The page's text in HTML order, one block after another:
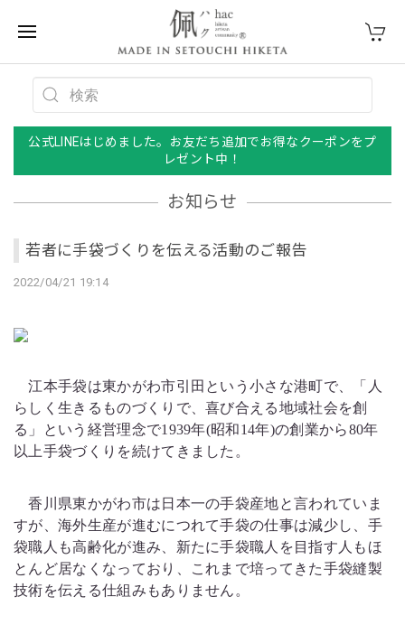
公式LINEはじめました。お友だち追加でお得なクーポンをプ
レゼント中！
お知らせ
若者に手袋づくりを伝える活動のご報告
2022/04/21 19:14
江本手袋は東かがわ市引田という小さな港町で、「人
らしく生きるものづくりで、喜び合える地域社会を創
る」という経営理念で1939年(昭和14年)の創業から80年
以上手袋づくりを続けてきました。
香川県東かがわ市は日本一の手袋産地と言われていま
すが、海外生産が進むにつれて手袋の仕事は減少し、手
袋職人も高齢化が進み、新たに手袋職人を目指す人もほ
とんど居なくなっており、これまで培ってきた手袋縫製
技術を伝える仕組みもありません。